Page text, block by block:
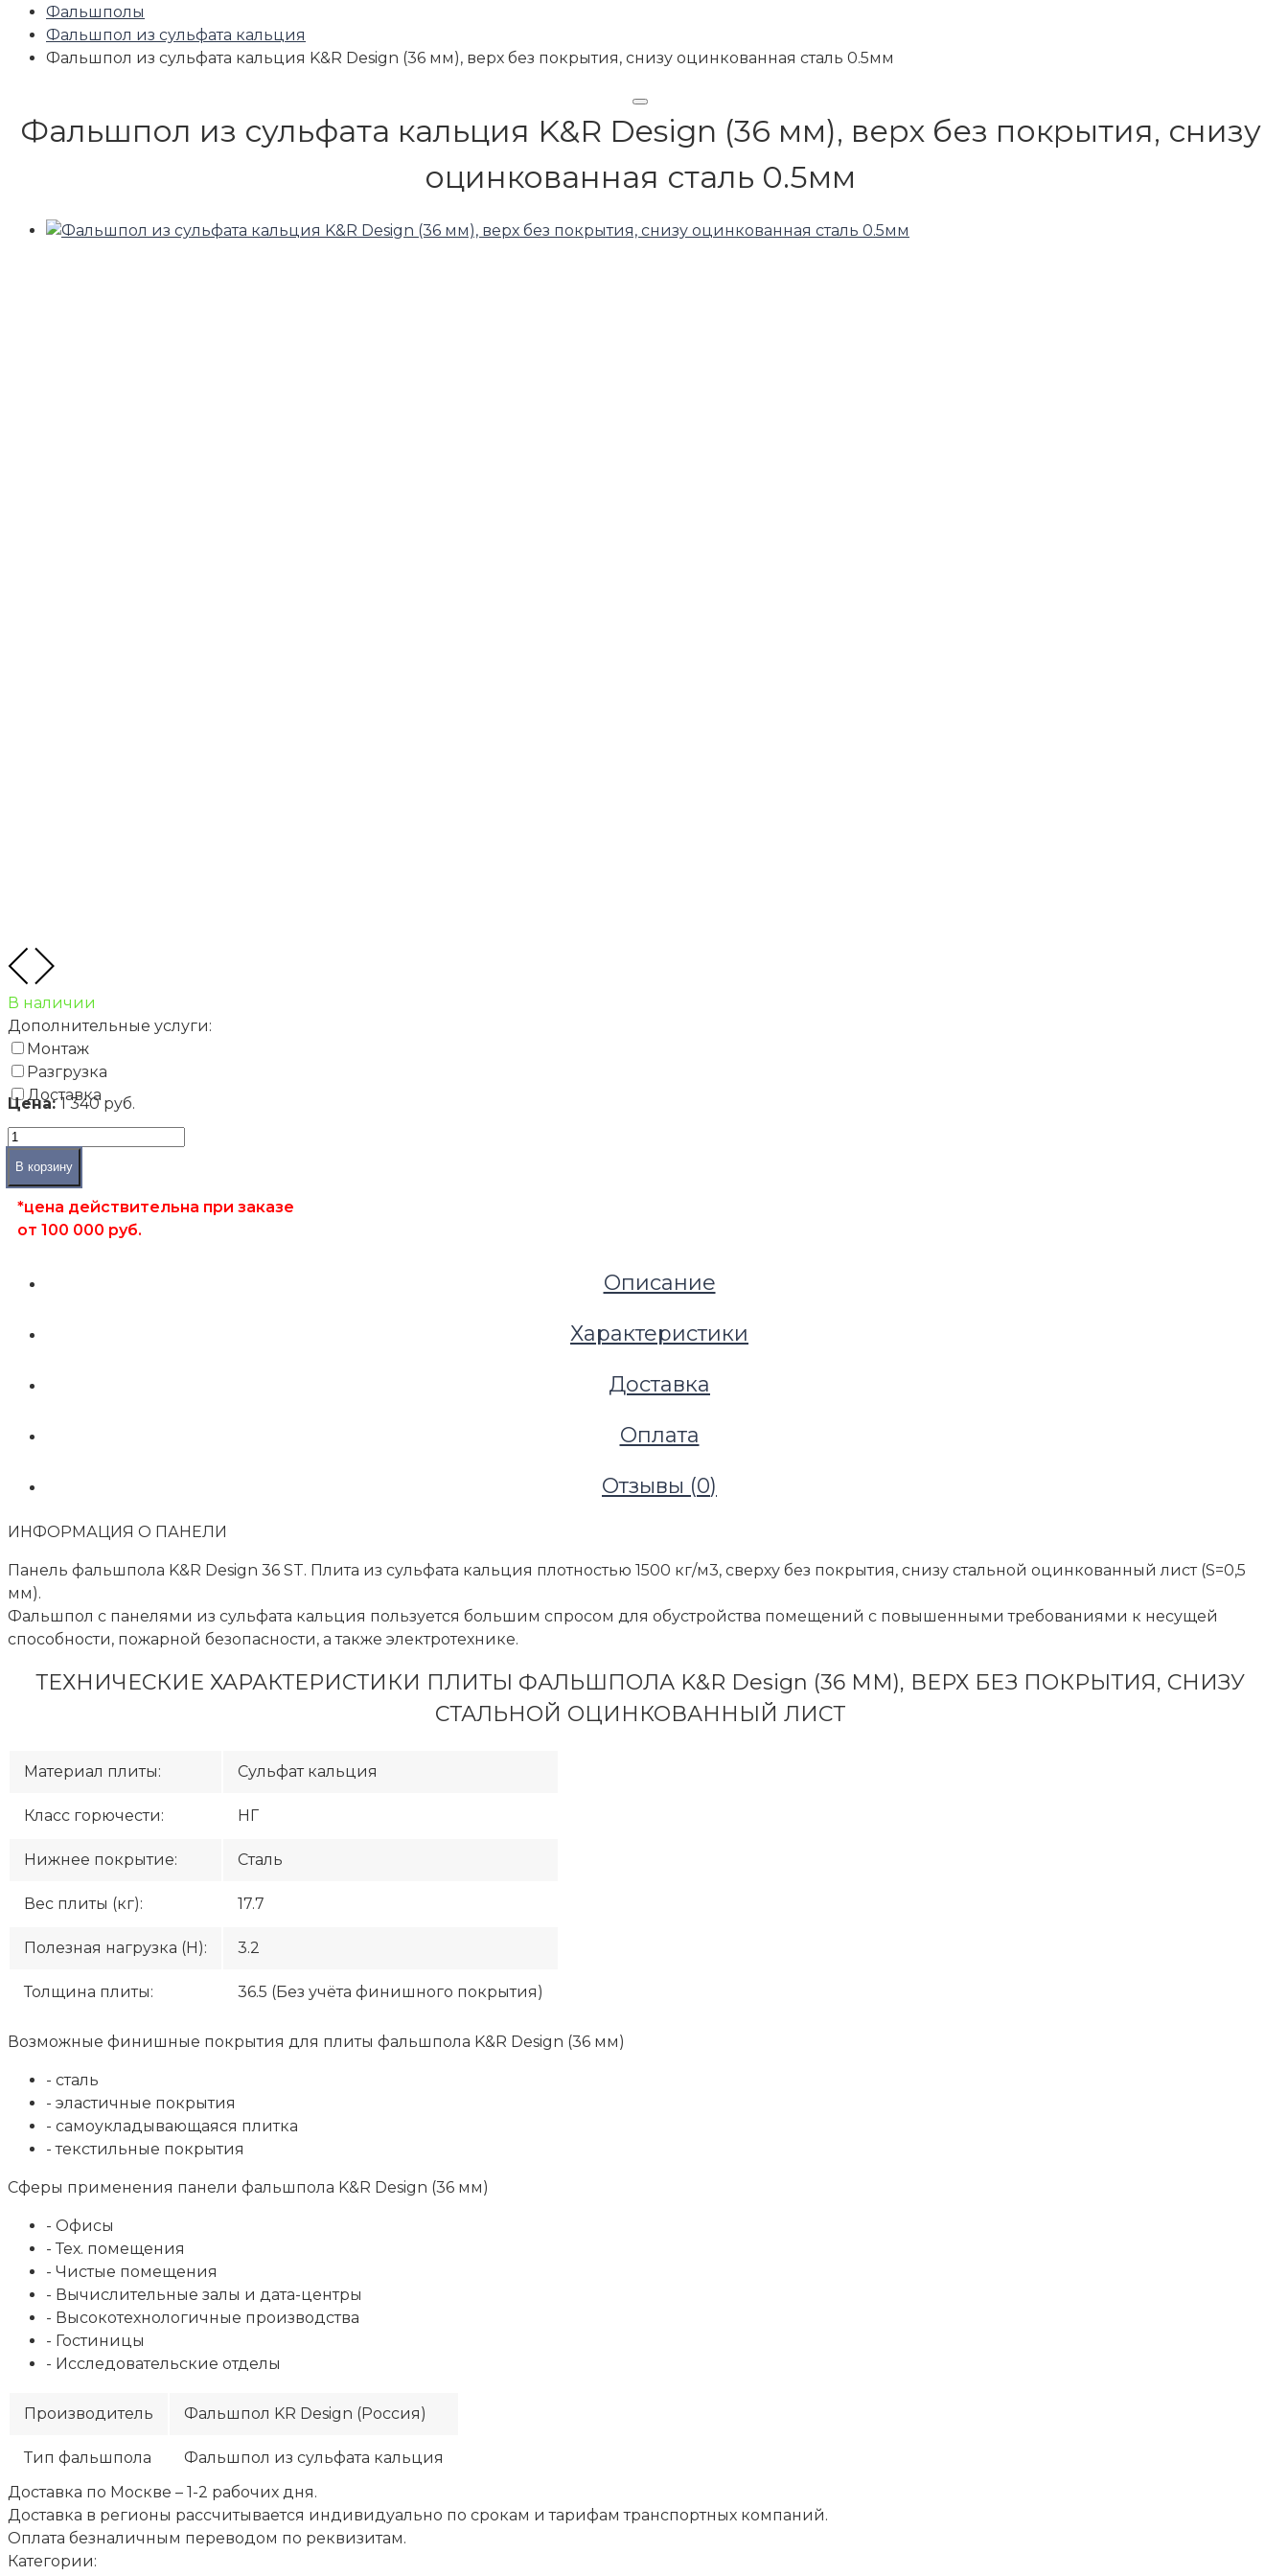
Фальшполы
Фальшпол из сульфата кальция
Фальшпол из сульфата кальция K&R Design (36 мм), верх без покрытия, снизу оцинкованная сталь 0.5мм
Фальшпол из сульфата кальция K&R Design (36 мм), верх без покрытия, снизу
оцинкованная сталь 0.5мм
В наличии
Дополнительные услуги:
Монтаж
Разгрузка
Доставка
Цена:1 340 руб.
В корзину
*цена действительна при заказе
от 100 000 руб.
Описание
Характеристики
Доставка
Оплата
Отзывы (0)
ИНФОРМАЦИЯ О ПАНЕЛИ
Панель фальшпола K&R Design 36 ST. Плита из сульфата кальция плотностью 1500 кг/м3, сверху без покрытия, снизу стальной оцинкованный лист (S=0,5
мм).
Фальшпол с панелями из сульфата кальция пользуется большим спросом для обустройства помещений с повышенными требованиями к несущей
способности, пожарной безопасности, а также электротехнике.
ТЕХНИЧЕСКИЕ ХАРАКТЕРИСТИКИ ПЛИТЫ ФАЛЬШПОЛА K&R Design (36 ММ), ВЕРХ БЕЗ ПОКРЫТИЯ, СНИЗУ
СТАЛЬНОЙ ОЦИНКОВАННЫЙ ЛИСТ
Материал плиты: Сульфат кальция
Класс горючести: НГ
Нижнее покрытие: Сталь
Вес плиты (кг): 17.7
Полезная нагрузка (H): 3.2
Толщина плиты: 36.5 (Без учёта финишного покрытия)
Возможные финишные покрытия для плиты фальшпола K&R Design (36 мм)
- сталь
- эластичные покрытия
- самоукладывающаяся плитка
- текстильные покрытия
Сферы применения панели фальшпола K&R Design (36 мм)
- Офисы
- Тех. помещения
- Чистые помещения
- Вычислительные залы и дата-центры
- Высокотехнологичные производства
- Гостиницы
- Исследовательские отделы
Производитель Фальшпол KR Design (Россия)
Тип фальшпола
Фальшпол из сульфата кальция
Доставка по Москве – 1-2 рабочих дня.
Доставка в регионы рассчитывается индивидуально по срокам и тарифам транспортных компаний.
Оплата безналичным переводом по реквизитам.
Категории: